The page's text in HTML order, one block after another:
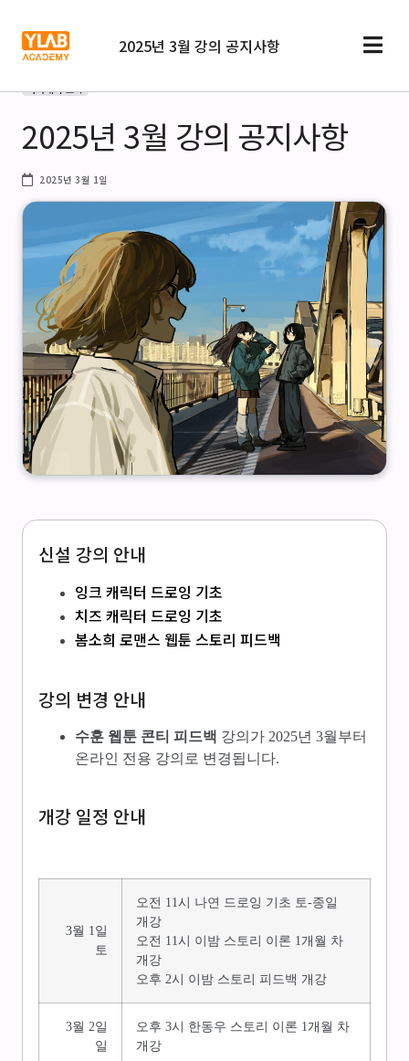
2025년 3월 강의 공지사항
아카데미 소식
2025년 3월 강의 공지사항
2025년 3월 1일
신설 강의 안내
잉크 캐릭터 드로잉 기초
치즈 캐릭터 드로잉 기초
봄소희 로맨스 웹툰 스토리 피드백
강의 변경 안내
수훈 웹툰 콘티 피드백 강의가 2025년 3월부터
온라인 전용 강의로 변경됩니다.
개강 일정 안내
3월 1일
토
오전 11시 나연 드로잉 기초 토-종일
개강
오전 11시 이밤 스토리 이론 1개월 차
개강
오후 2시 이밤 스토리 피드백 개강
3월 2일
일
오후 3시 한동우 스토리 이론 1개월 차
개강